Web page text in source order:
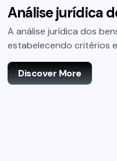
Análise jurídica
A análise jurídica dos
estabelecendo critérios
Discover More